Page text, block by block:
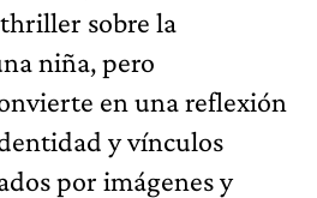
sobre la
niña, pero
en una reflexión
y vínculos
por imágenes y